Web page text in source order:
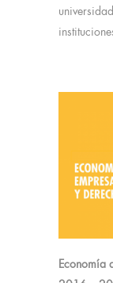
Economía